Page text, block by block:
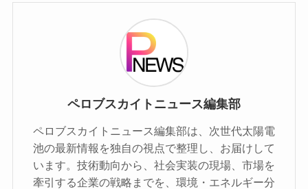
ペロブスカイトニュース編集部
ペロブスカイトニュース編集部は、次世代太陽電
池の最新情報を独自の視点で整理し、お届けして
います。技術動向から、社会実装の現場、市場を
牽引する企業の戦略までを、環境・エネルギー分